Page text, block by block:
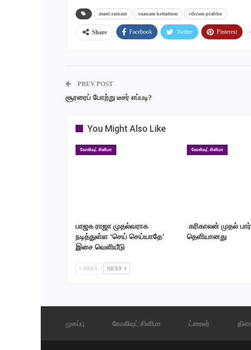
mani ratnam vaanam kottattum vikram prabhu
Share Facebook Twitter Pinterest
PREV POST
சூரரைப் போற்று டீசர் எப்படி?
You Might Also Like
கோலிவுட் சினிமா
பாஜக ராஜா முதல்வராக
நடித்துள்ள ‘செய் செய்யாதே’
இசை வெளியீடு
கோலிவுட் சினிமா
கரிகாலன் முதல்
தெளியானது
PREV NEXT
முகப்பு கோலிவுட் சினிமா ட்ரைலர்